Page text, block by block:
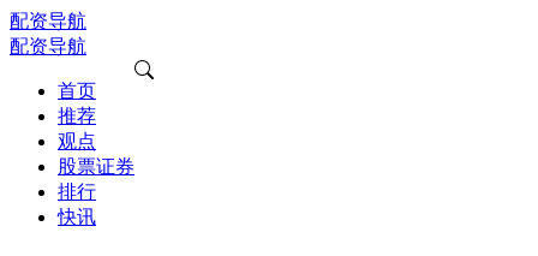
配资导航
配资导航
首页
推荐
观点
股票证券
排行
快讯